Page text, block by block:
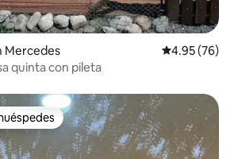
Mercedes Calificación
4.95 (76)
quinta con pileta
Favorito entre huéspedes